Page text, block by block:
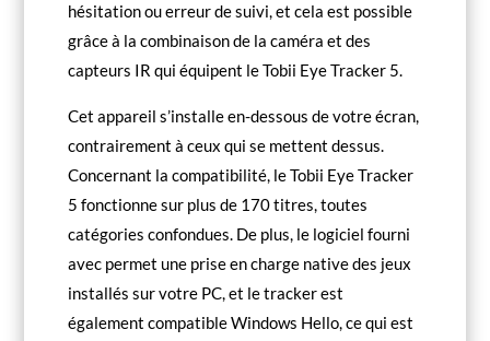
hésitation ou erreur de suivi, et cela est possible
grâce à la combinaison de la caméra et des
capteurs IR qui équipent le Tobii Eye Tracker 5.
Cet appareil s’installe en-dessous de votre écran,
contrairement à ceux qui se mettent dessus.
Concernant la compatibilité, le Tobii Eye Tracker
5 fonctionne sur plus de 170 titres, toutes
catégories confondues. De plus, le logiciel fourni
avec permet une prise en charge native des jeux
installés sur votre PC, et le tracker est
également compatible Windows Hello, ce qui est